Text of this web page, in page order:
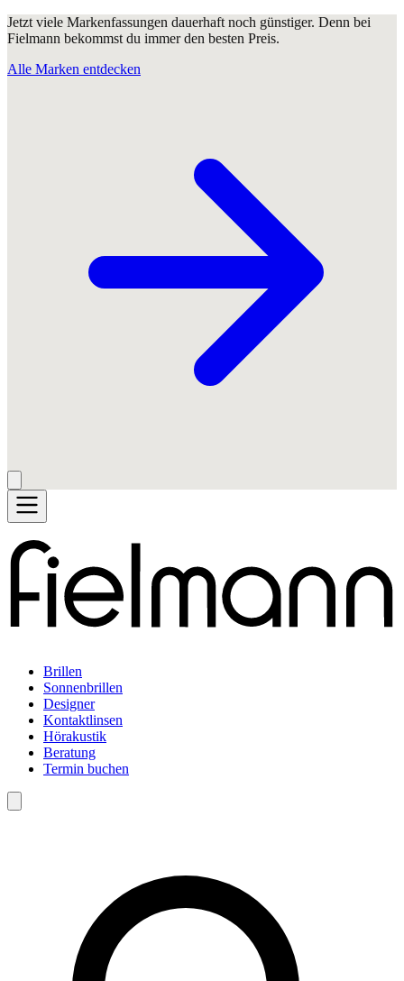
Jetzt viele Markenfassungen dauerhaft noch günstiger. Denn bei
Fielmann bekommst du immer den besten Preis.
Alle Marken entdecken
Brillen
Sonnenbrillen
Designer
Kontaktlinsen
Hörakustik
Beratung
Termin buchen